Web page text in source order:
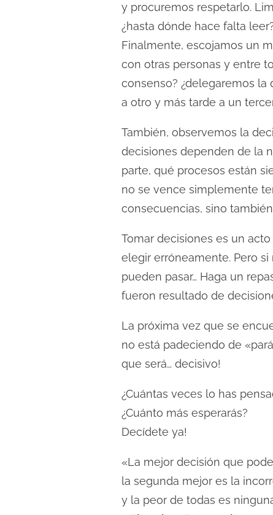
y procuremos respetarlo.
¿hasta dónde hace falta
Finalmente, escojamos un
con otras personas y entre
consenso? ¿delegaremos
a otro y más tarde a un
También, observemos la
decisiones dependen de la
parte, qué procesos están
no se vence simplemente
consecuencias, sino
Tomar decisiones es un
elegir erróneamente. Pero
pueden pasar… Haga un
fueron resultado de
La próxima vez que se
no está padeciendo de
que será… decisivo!
¿Cuántas veces lo has
¿Cuánto más esperarás?
Decídete ya!
«La mejor decisión que
la segunda mejor es la
y la peor de todas es